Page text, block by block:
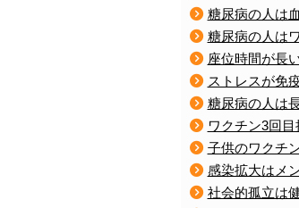
糖尿病の人は
糖尿病の人は
座位時間が長
ストレスが免
糖尿病の人は
ワクチン3回
子供のワクチ
感染拡大はメ
社会的孤立は